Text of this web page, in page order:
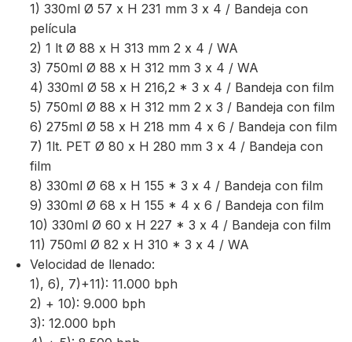
1) 330ml Ø 57 x H 231 mm 3 x 4 / Bandeja con
película
2) 1 lt Ø 88 x H 313 mm 2 x 4 / WA
3) 750ml Ø 88 x H 312 mm 3 x 4 / WA
4) 330ml Ø 58 x H 216,2 * 3 x 4 / Bandeja con film
5) 750ml Ø 88 x H 312 mm 2 x 3 / Bandeja con film
6) 275ml Ø 58 x H 218 mm 4 x 6 / Bandeja con film
7) 1lt. PET Ø 80 x H 280 mm 3 x 4 / Bandeja con
film
8) 330ml Ø 68 x H 155 * 3 x 4 / Bandeja con film
9) 330ml Ø 68 x H 155 * 4 x 6 / Bandeja con film
10) 330ml Ø 60 x H 227 * 3 x 4 / Bandeja con film
11) 750ml Ø 82 x H 310 * 3 x 4 / WA
Velocidad de llenado:
1), 6), 7)+11): 11.000 bph
2) + 10): 9.000 bph
3): 12.000 bph